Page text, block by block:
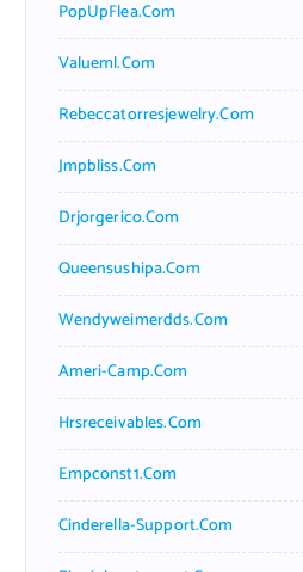
PopUpFlea.com
Valueml.com
Rebeccatorresjewelry.com
Jmpbliss.com
Drjorgerico.com
Queensushipa.com
Wendyweimerdds.com
Ameri-Camp.com
Hrsreceivables.com
Empconst1.com
Cinderella-Support.com